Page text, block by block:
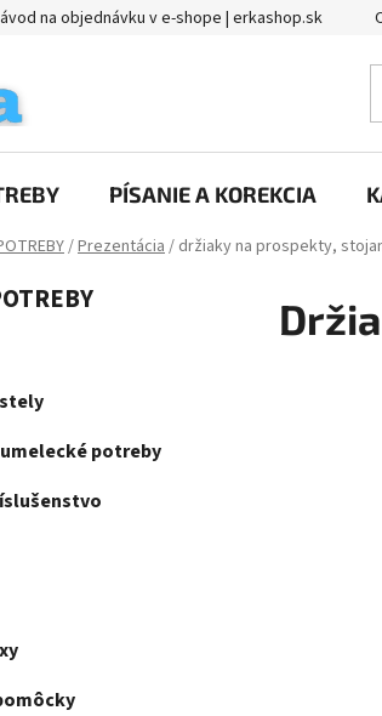
na objednávku v e-shope | erkashop.sk
PÍSANIE A KOREKCIA
/Prezentácia/ držiaky na prospekty,
potreby